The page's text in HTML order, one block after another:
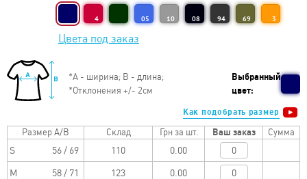
4 05 10 08 94 69 3
Цвета под заказ
*А - ширина; B - длина;
*Отклонения +/- 2см
Выбранный
цвет:
Как подобрать размер
Размер A/B Склад Грн за шт. Ваш заказ Сумма
S 56 / 69 0.00
M 58 / 71 0.00